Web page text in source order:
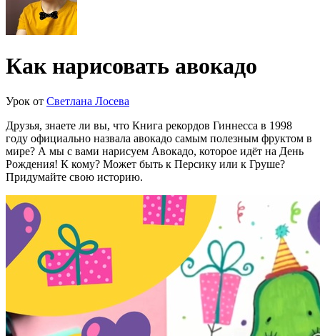
Как нарисовать авокадо
Урок от Светлана Лосева
Друзья, знаете ли вы, что Книга рекордов Гиннесса в 1998
году официально назвала авокадо самым полезным фруктом в
мире? А мы с вами нарисуем Авокадо, которое идёт на День
Рождения! К кому? Может быть к Персику или к Груше?
Придумайте свою историю.